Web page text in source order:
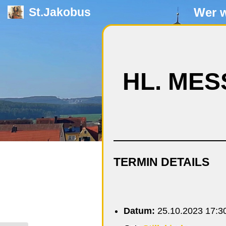
St.Jakobus Wer
HL.
TERMIN DETAILS
Datum: 25.10.2023